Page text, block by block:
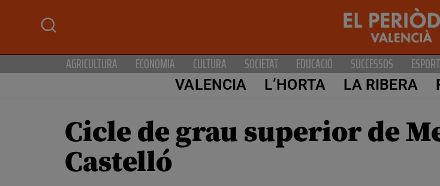
AGRICULTURA ECONOMIA CULTURA SOCIETAT EDUCACIÓ SUCCESSOS
VALENCIA L’HORTA LA RIBERA
Cicle de grau superior de
Castelló